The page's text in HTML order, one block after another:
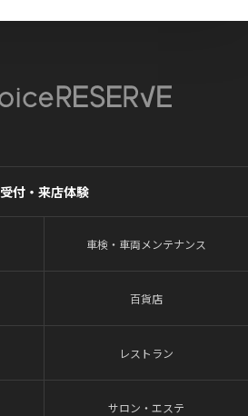
受付・来店体験
車検・車両メンテナンス
百貨店
レストラン
サロン・エステ